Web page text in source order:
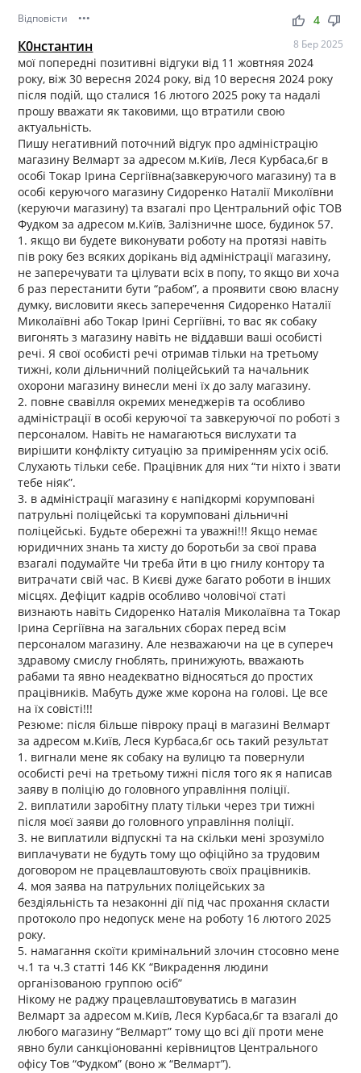
Відповісти ••• thumb_up thumb_down
4
К0нстантин 8 Бер 2025
мої попередні позитивні відгуки від 11 жовтняя 2024
року, віж 30 вересня 2024 року, від 10 вересня 2024 року
після подій, що сталися 16 лютого 2025 року та надалі
прошу вважати як таковими, що втратили свою
актуальність.
Пишу негативний поточний відгук про адміністрацію
магазину Велмарт за адресом м.Київ, Леся Курбаса,6г в
особі Токар Ірина Сергіївна(завкеруючого магазину) та в
особі керуючого магазину Сидоренко Наталії Миколївни
(керуючи магазину) та взагалі про Центральний офіс ТОВ
Фудком за адресом м.Київ, Залізничне шосе, будинок 57.
1. якщо ви будете виконувати роботу на протязі навіть
пів року без всяких дорікань від адміністрації магазину,
не заперечувати та цілувати всіх в попу, то якщо ви хоча
б раз перестанити бути “рабом”, а проявити свою власну
думку, висловити якесь заперечення Сидоренко Наталії
Миколаївні або Токар Ірині Сергіївні, то вас як собаку
вигонять з магазину навіть не віддавши ваші особисті
речі. Я свої особисті речі отримав тільки на третьому
тижні, коли дільничний поліцейський та начальник
охорони магазину винесли мені їх до залу магазину.
2. повне свавілля окремих менеджерів та особливо
адміністрації в особі керуючої та завкеруючої по роботі з
персоналом. Навіть не намагаються вислухати та
вирішити конфлікту ситуацію за приміренням усіх осіб.
Слухають тільки себе. Працівник для них “ти ніхто і звати
тебе ніяк”.
3. в адміністрації магазину є напідкормі корумповані
патрульні поліцейські та корумповані дільничні
поліцейські. Будьте обережні та уважні!!! Якщо немає
юридичних знань та хисту до боротьби за свої права
взагалі подумайте Чи треба йти в цю гнилу контору та
витрачати свій час. В Києві дуже багато роботи в інших
місцях. Дефіцит кадрів особливо чоловічої статі
визнають навіть Сидоренко Наталія Миколаївна та Токар
Ірина Сергіївна на загальних сборах перед всім
персоналом магазину. Але незважаючи на це в супереч
здравому смислу гноблять, принижують, вважають
рабами та явно неадекватно відносяться до простих
працівників. Мабуть дуже жме корона на голові. Це все
на їх совісті!!!
Резюме: після більше півроку праці в магазині Велмарт
за адресом м.Київ, Леся Курбаса,6г ось такий результат
1. вигнали мене як собаку на вулицю та повернули
особисті речі на третьому тижні після того як я написав
заяву в поліцію до головного управління поліції.
2. виплатили заробітну плату тільки через три тижні
після моєї заяви до головного управління поліції.
3. не виплатили відпускні та на скільки мені зрозуміло
виплачувати не будуть тому що офіційно за трудовим
договором не працевлаштовують своїх працівників.
4. моя заява на патрульних поліцейських за
бездіяльність та незаконні дії під час прохання скласти
протоколо про недопуск мене на роботу 16 лютого 2025
року.
5. намагання скоїти кримінальний злочин стосовно мене
ч.1 та ч.3 статті 146 КК “Викрадення людини
організованою группою осіб”
Нікому не раджу працевлаштовуватись в магазин
Велмарт за адресом м.Київ, Леся Курбаса,6г та взагалі до
любого магазину “Велмарт” тому що всі дії проти мене
явно були санкціонованні керівництов Центрального
офісу Тов “Фудком” (воно ж “Велмарт”).